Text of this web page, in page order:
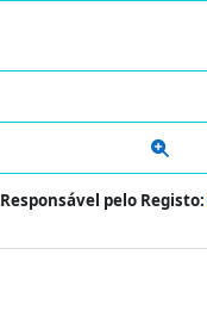
Responsável pelo Registo: